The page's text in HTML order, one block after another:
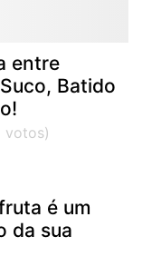
entre
Batido
é um
da sua